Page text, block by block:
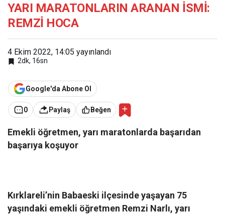
YARI MARATONLARIN ARANAN İSMİ:
REMZİ HOCA
4 Ekim 2022, 14:05 yayınlandı
2dk, 16sn
Google'da Abone Ol
0 Paylaş Beğen
Emekli öğretmen, yarı maratonlarda başarıdan
başarıya koşuyor
Kırklareli’nin Babaeski ilçesinde yaşayan 75
yaşındaki emekli öğretmen Remzi Narlı, yarı